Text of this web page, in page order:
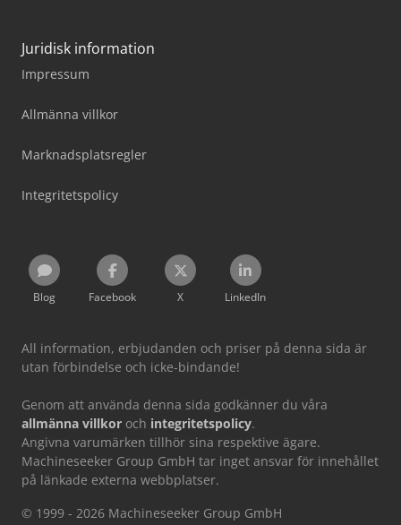
Juridisk information
Impressum
Allmänna villkor
Marknadsplatsregler
Integritetspolicy
Blog Facebook X LinkedIn
All information, erbjudanden och priser på denna sida är
utan förbindelse och icke-bindande!
Genom att använda denna sida godkänner du våra
allmänna villkor och integritetspolicy.
Angivna varumärken tillhör sina respektive ägare.
Machineseeker Group GmbH tar inget ansvar för innehållet
på länkade externa webbplatser.
© 1999 - 2026 Machineseeker Group GmbH